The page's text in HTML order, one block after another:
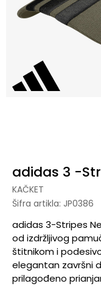
adidas 3 -
KAČKET
Šifra artikla: JP0386
adidas 3-Stripes
od izdržljivog
štitnikom i
elegantan završni
prilagođeno